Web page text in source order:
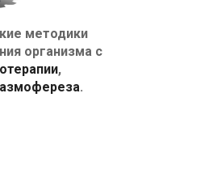
методики
организма с
,
.